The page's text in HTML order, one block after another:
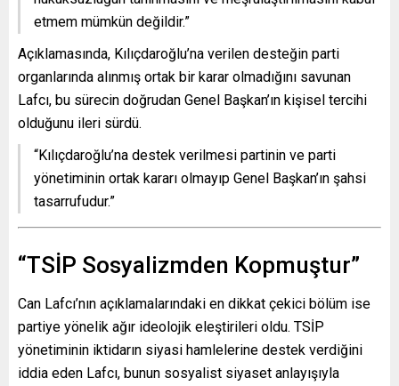
etmem mümkün değildir.”
Açıklamasında, Kılıçdaroğlu’na verilen desteğin parti
organlarında alınmış ortak bir karar olmadığını savunan
Lafcı, bu sürecin doğrudan Genel Başkan’ın kişisel tercihi
olduğunu ileri sürdü.
“Kılıçdaroğlu’na destek verilmesi partinin ve parti
yönetiminin ortak kararı olmayıp Genel Başkan’ın şahsi
tasarrufudur.”
“TSİP Sosyalizmden Kopmuştur”
Can Lafcı’nın açıklamalarındaki en dikkat çekici bölüm ise
partiye yönelik ağır ideolojik eleştirileri oldu. TSİP
yönetiminin iktidarın siyasi hamlelerine destek verdiğini
iddia eden Lafcı, bunun sosyalist siyaset anlayışıyla